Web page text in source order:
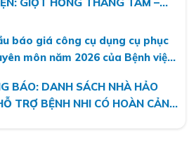
báo giá công cụ dụng cụ phục
môn năm 2026 của Bệnh viện
BÁO: DANH SÁCH NHÀ HẢO
TRỢ BỆNH NHI CÓ HOÀN CẢNH